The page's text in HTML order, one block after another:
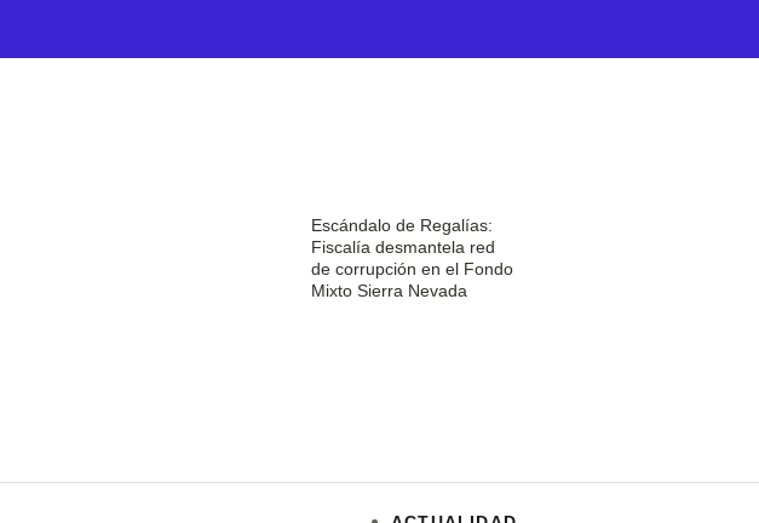
Escándalo de Regalías:
Fiscalía desmantela red
de corrupción en el Fondo
Mixto Sierra Nevada